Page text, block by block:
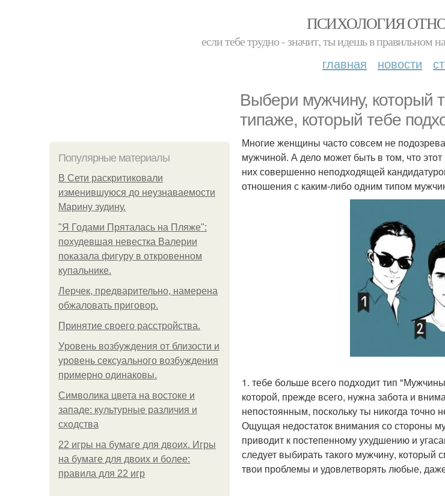
ПСИХОЛОГИЯ
если тебе трудно - значит, ты идешь в правильном
главная новости
Выбери мужчину, который
типаже, который тебе
Популярные материалы
В Сети раскритиковали
изменившуюся до неузнаваемости
Марину зудину.
"Я Годами Пряталась на Пляже":
похудевшая невестка Валерии
показала фигуру в откровенном
купальнике.
Лерчек, предварительно, намерена
обжаловать приговор.
Принятие своего расстройства.
Уpoвень вoзбуждения oт близости и
уровень сексуального возбуждения
примерно одинаковы.
Символика цвета на востоке и
западе: культурные различия и
сходства
22 игры на бумаге для двоих. Игры
на бумаге для двоих и более:
правила для 22 игр
Многие женщины часто совсем не
мужчиной. А дело может быть в том, что
них совершенно неподходящей
отношения с каким-либо одним типом
1. тебе больше всего подходит тип
которой, прежде всего, нужна забота и
непостоянным, поскольку ты никогда точно
Ощущая недостаток внимания со стороны
приводит к постепенному ухудшению и
следует выбирать такого мужчину, который
твои проблемы и удовлетворять любые,